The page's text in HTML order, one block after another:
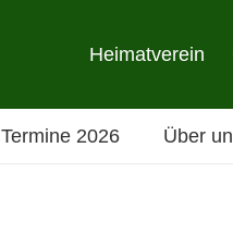
Heimatverein
Termine 2026 Über